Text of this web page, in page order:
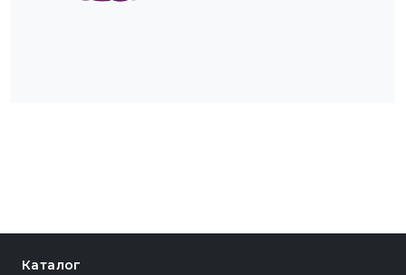
Каталог